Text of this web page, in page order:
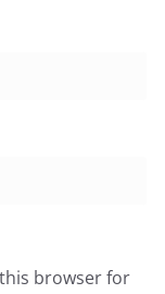
browser for